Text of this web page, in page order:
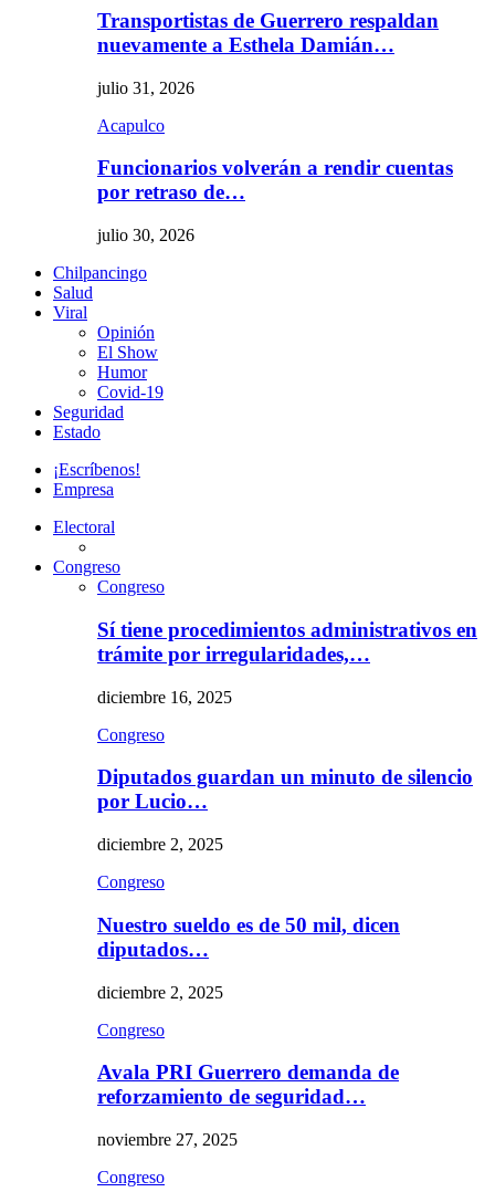
Transportistas de Guerrero respaldan
nuevamente a Esthela Damián…
julio 31, 2026
Acapulco
Funcionarios volverán a rendir cuentas
por retraso de…
julio 30, 2026
Chilpancingo
Salud
Viral
Opinión
El Show
Humor
Covid-19
Seguridad
Estado
¡Escríbenos!
Empresa
Electoral
Congreso
Congreso
Sí tiene procedimientos administrativos en
trámite por irregularidades,…
diciembre 16, 2025
Congreso
Diputados guardan un minuto de silencio
por Lucio…
diciembre 2, 2025
Congreso
Nuestro sueldo es de 50 mil, dicen
diputados…
diciembre 2, 2025
Congreso
Avala PRI Guerrero demanda de
reforzamiento de seguridad…
noviembre 27, 2025
Congreso